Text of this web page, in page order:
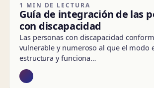
1 MIN DE LECTURA
Guía de integración de las
con discapacidad
Las personas con discapacidad
vulnerable y numeroso al que el modo
estructura y funciona…